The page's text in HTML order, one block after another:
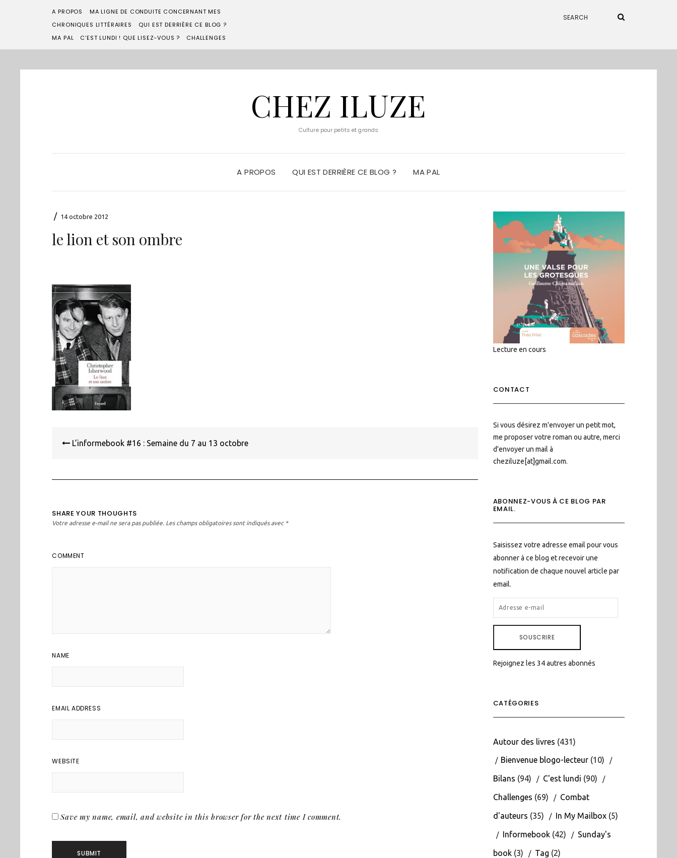
A PROPOS
MA LIGNE DE CONDUITE CONCERNANT MES
CHRONIQUES LITTÉRAIRES
QUI EST DERRIÈRE CE BLOG ?
MA PAL
C’EST LUNDI ! QUE LISEZ-VOUS ? CHALLENGES
CHEZ ILUZE
Culture pour petits et grands
A PROPOS QUI EST DERRIÈRE CE BLOG ? MA PAL
/ 14 octobre 2012
le lion et son ombre
de
L’informebook #16 : Semaine du 7 au 13 octobre
SHARE YOUR THOUGHTS
Votre adresse e-mail ne sera pas publiée. Les champs obligatoires sont indiqués avec *
COMMENT
NAME
EMAIL ADDRESS
WEBSITE
Save my name, email, and website in this browser for the next time I comment.
Lecture en cours
CONTACT
Si vous désirez m'envoyer un petit mot,
me proposer votre roman ou autre, merci
d'envoyer un mail à
cheziluze[at]gmail.com.
ABONNEZ-VOUS À CE BLOG PAR
EMAIL.
Saisissez votre adresse email pour vous
abonner à ce blog et recevoir une
notification de chaque nouvel article par
email.
ADRESSE
E-
SOUSCRIRE
Rejoignez les 34 autres abonnés
CATÉGORIES
Autour des livres (431)
Bienvenue blogo-lecteur(10)
Bilans (94) C'est lundi (90)
Challenges (69) Combat
d'auteurs (35) In My Mailbox(5)
Informebook(42) Sunday's
book(3) Tag (2)